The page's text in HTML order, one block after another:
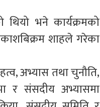
थियो भने कार्यक्रमको
शाहले गरेका
अभ्यास तथा चुनौति,
र संसदीय अभ्यासमा